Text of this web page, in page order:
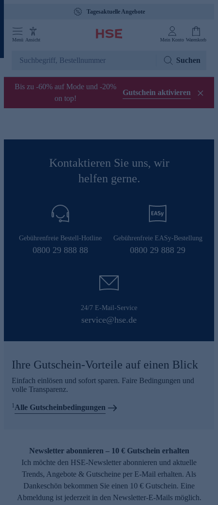
Tagesaktuelle Angebote
Menü Ansicht Mein Konto Warenkorb
Suchen
Bis zu -60% auf Mode und -20%
on top!
Gutschein aktivieren
Kontaktieren Sie uns, wir
helfen gerne.
Gebührenfreie Bestell-Hotline
0800 29 888 88
Gebührenfreie EASy-Bestellung
0800 29 888 29
24/7 E-Mail-Service
service@hse.de
Ihre Gutschein-Vorteile auf einen Blick
Einfach einlösen und sofort sparen. Faire Bedingungen und
volle Transparenz.
1Alle Gutscheinbedingungen
Newsletter abonnieren – 10 € Gutschein erhalten
Ich möchte den HSE-Newsletter abonnieren und aktuelle
Trends, Angebote & Gutscheine per E-Mail erhalten. Als
Dankeschön bekommen Sie einen 10 € Gutschein. Eine
Abmeldung ist jederzeit in den Newsletter-E-Mails möglich.